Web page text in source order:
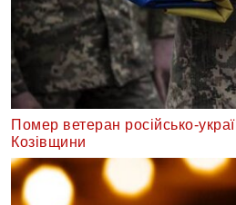
Помер ветеран російсько-
Козівщини